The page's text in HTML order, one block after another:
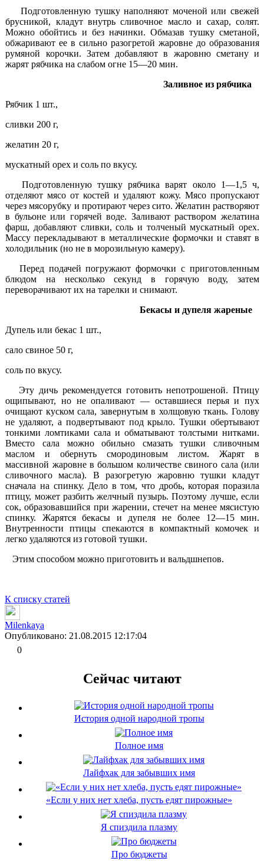
Подготовленную тушку наполняют моченой или свежей
брусникой, кладут внутрь сливочное масло и сахар, солят.
Можно обойтись и без начинки. Обмазав тушку сметаной,
обжаривают ее в сильно разогретой жаровне до образования
румяной корочки. Затем добавляют в жаровню сметану и
жарят рябчика на слабом огне 15—20 мин.
Заливное из рябчика
Рябчик 1 шт.,
сливки 200 г,
желатин 20 г,
мускатный орех и соль по вкусу.
Подготовленную тушку рябчика варят около 1—1,5 ч,
отделяют мясо от костей и удаляют кожу. Мясо пропускают
через мясорубку и протирают через сито. Желатин растворя­ют
в бульоне или горячей воде. Заливают раствором желатина
фарш, добавляют сливки, соль и толченый мускатный орех.
Массу перекладывают в металлические формочки и ставят в
холодильник (но не в морозильную камеру).
Перед подачей погружают формочки с приготовленным
блюдом на несколько секунд в горячую воду, затем
переворачивают их на тарелки и снимают.
Бекасы и дупеля жареные
Дупель или бекас 1 шт.,
сало свиное 50 г,
соль по вкусу.
Эту дичь рекомендуется готовить непотрошеной. Птицу
ощипывают, но не опаливают — оставшиеся перья и пух
очищают куском сала, завернутым в холщовую ткань. Голову
не удаляют, а подвертывают под крыло. Тушки обертывают
тонкими ломтиками сала и обматывают толстыми нитками.
Вместо сала можно обильно смазать тушки сливочным
маслом и обернуть смородиновым листом. Жарят в
массивной жаровне в большом количестве свиного сала (или
сливочного масла). В разогретую жаровню тушки кладут
сначала на спинку. Дело в том, что дробь, которая поразила
птицу, может разбить желчный пузырь. Поэтому лучше, если
сок, образо­вавшийся при жарении, стечет на менее мясистую
спинку. Жарятся бекасы и дупеля не более 12—15 мин.
Внутренности птицы спекаются в компактный комочек и
легко удаляются из готовой тушки.
Этим способом можно приготовить и вальдшнепов.
К списку статей
Milenkaya
Опубликовано: 21.08.2015 12:17:04
0
Сейчас читают
История одной народной тропы
Полное имя
Лайфхак для забывших имя
«Если у них нет хлеба, пусть едят пирожные»
Я спиздила плазму
Про бюджеты